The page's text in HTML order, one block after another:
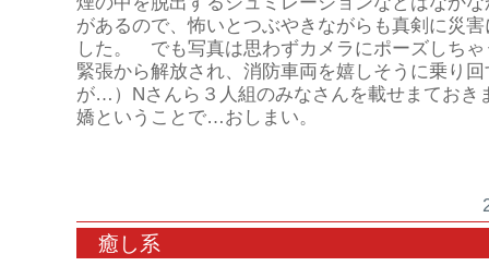
があるので、怖いとつぶやきながらも真剣に災
した。 でも写真は思わずカメラにポーズしちゃ
緊張から解放され、消防車両を嬉しそうに乗り
が…）Nさんら３人組のみなさんを載せまてお
嬌ということで…おしまい。
癒し系